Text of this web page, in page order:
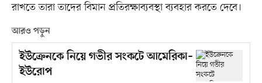
রাখতে তারা তাদের বিমান প্রতিরক্ষাব্যবস্থা ব্যবহার করতে দেবে।
আরও পড়ুন
ইউক্রেনকে নিয়ে গভীর সংকটে আমেরিকা–
ইউরোপ